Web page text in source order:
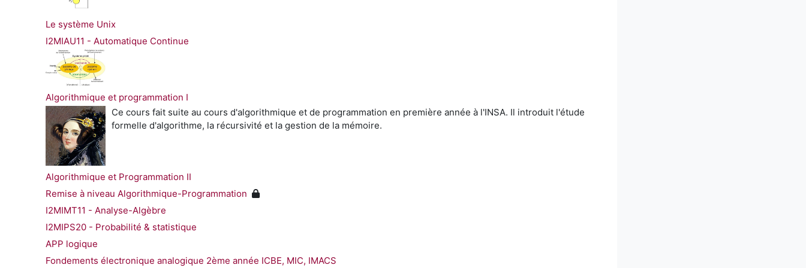
Le système Unix
I2MIAU11 - Automatique Continue
Algorithmique et programmation I
Ce cours fait suite au cours d'algorithmique et de programmation en première année à l'INSA. Il introduit l'étude
formelle d'algorithme, la récursivité et la gestion de la mémoire.
Algorithmique et Programmation II
Remise à niveau Algorithmique-Programmation
I2MIMT11 - Analyse-Algèbre
I2MIPS20 - Probabilité & statistique
APP logique
Fondements électronique analogique 2ème année ICBE, MIC, IMACS